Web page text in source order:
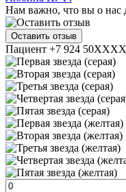
Нам важно, что вы о нас
Оставить отзыв
Пациент +7 924